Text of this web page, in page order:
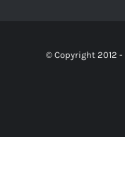
© Copyright 2012 -